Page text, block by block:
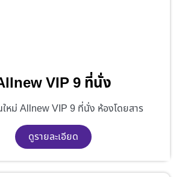
VIP 9 ที่นั่ง
ใหม่ Allnew VIP 9 ที่นั่ง ห้องโดยสาร
ดูรายละเอียด